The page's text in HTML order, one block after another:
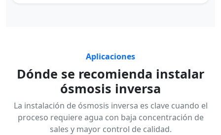
Aplicaciones
Dónde se recomienda instalar
ósmosis inversa
La instalación de ósmosis inversa es clave cuando el
proceso requiere agua con baja concentración de
sales y mayor control de calidad.